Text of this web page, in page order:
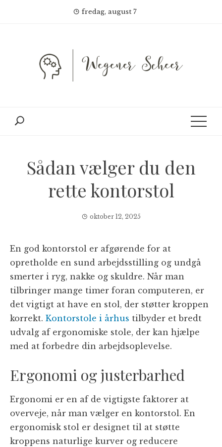
fredag, august 7
Sådan vælger du den
rette kontorstol
oktober 12, 2025
En god kontorstol er afgørende for at
opretholde en sund arbejdsstilling og undgå
smerter i ryg, nakke og skuldre. Når man
tilbringer mange timer foran computeren, er
det vigtigt at have en stol, der støtter kroppen
korrekt. Kontorstole i århus tilbyder et bredt
udvalg af ergonomiske stole, der kan hjælpe
med at forbedre din arbejdsoplevelse.
Ergonomi og justerbarhed
Ergonomi er en af de vigtigste faktorer at
overveje, når man vælger en kontorstol. En
ergonomisk stol er designet til at støtte
kroppens naturlige kurver og reducere